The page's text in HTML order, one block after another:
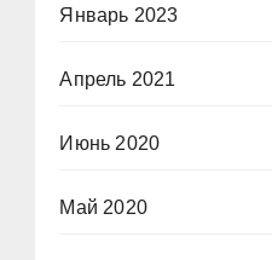
Январь 2023
Апрель 2021
Июнь 2020
Май 2020